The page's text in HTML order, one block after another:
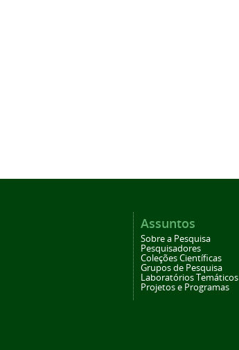
Assuntos
Sobre a Pesquisa
Pesquisadores
Coleções Científicas
Grupos de Pesquisa
Laboratórios Temáticos
Projetos e Programas